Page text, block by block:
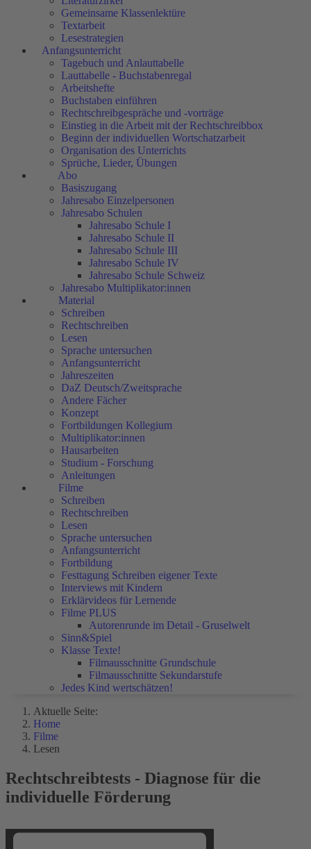
Gemeinsame Klassenlektüre
Textarbeit
Lesestrategien
Anfangsunterricht
Tagebuch und Anlauttabelle
Lauttabelle - Buchstabenregal
Arbeitshefte
Buchstaben einführen
Rechtschreibgespräche und -vorträge
Einstieg in die Arbeit mit der Rechtschreibbox
Beginn der individuellen Wortschatzarbeit
Organisation des Unterrichts
Sprüche, Lieder, Übungen
Abo
Basiszugang
Jahresabo Einzelpersonen
Jahresabo Schulen
Jahresabo Schule I
Jahresabo Schule II
Jahresabo Schule III
Jahresabo Schule IV
Jahresabo Schule Schweiz
Jahresabo Multiplikator:innen
Material
Schreiben
Rechtschreiben
Lesen
Sprache untersuchen
Anfangsunterricht
Jahreszeiten
DaZ Deutsch/Zweitsprache
Andere Fächer
Konzept
Fortbildungen Kollegium
Multiplikator:innen
Hausarbeiten
Studium - Forschung
Anleitungen
Filme
Schreiben
Rechtschreiben
Lesen
Sprache untersuchen
Anfangsunterricht
Fortbildung
Festtagung Schreiben eigener Texte
Interviews mit Kindern
Erklärvideos für Lernende
Filme PLUS
Autorenrunde im Detail - Gruselwelt
Sinn&Spiel
Klasse Texte!
Filmausschnitte Grundschule
Filmausschnitte Sekundarstufe
Jedes Kind wertschätzen!
Aktuelle Seite:
Home
Filme
Lesen
Rechtschreibtests - Diagnose für die
individuelle Förderung